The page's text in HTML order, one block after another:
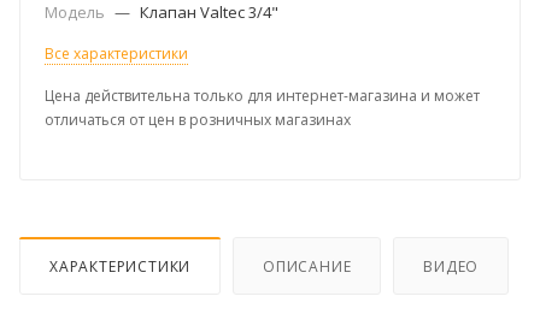
Модель — Клапан Valtec 3/4"
Все характеристики
Цена действительна только для интернет-магазина и может
отличаться от цен в розничных магазинах
ХАРАКТЕРИСТИКИ ОПИСАНИЕ ВИДЕО